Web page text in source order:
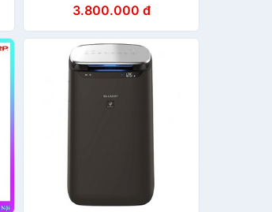
3.800.000 đ